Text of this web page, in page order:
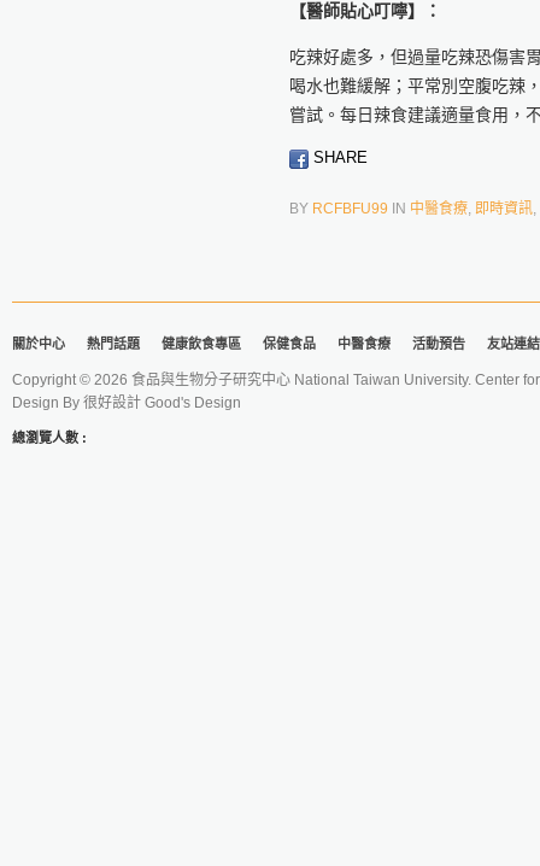
【醫師貼心叮嚀】：
吃辣好處多，但過量吃辣恐傷害
喝水也難緩解；平常別空腹吃辣
嘗試。每日辣食建議適量食用，
SHARE
BY RCFBFU99 IN 中醫食療, 即時資訊,
關於中心 熱門話題 健康飲食專區 保健食品 中醫食療 活動預告 友站連結
Copyright © 2026 食品與生物分子研究中心 National Taiwan University. Center
Design By 很好設計 Good's Design
總瀏覽人數 :